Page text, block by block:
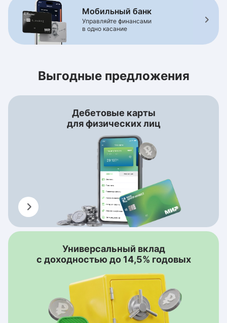
Мобильный банк
Управляйте финансами
в одно касание
Выгодные предложения
Дебетовые карты
для физических лиц
Универсальный вклад
с доходностью до 14,5% годовых